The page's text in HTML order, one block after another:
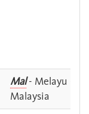
Mal- Melayu -
Malaysia